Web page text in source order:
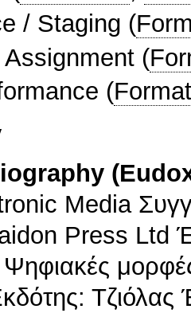
/ Staging (
(
(
Media
Press Ltd